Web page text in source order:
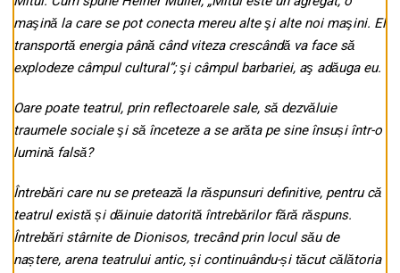
maşină la care se pot conecta mereu alte şi alte noi maşini. El
transportă energia până când viteza crescândă va face să
explodeze câmpul cultural”; şi câmpul barbariei, aş adăuga eu.
Oare poate teatrul, prin reflectoarele sale, să dezvăluie
traumele sociale şi să înceteze a se arăta pe sine însuși într-o
lumină falsă?
Întrebări care nu se pretează la răspunsuri definitive, pentru că
teatrul există și dăinuie datorită întrebărilor fără răspuns.
Întrebări stârnite de Dionisos, trecând prin locul său de
naștere, arena teatrului antic, și continuându-și tăcut călătoria